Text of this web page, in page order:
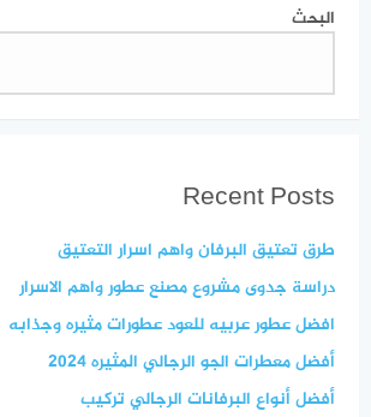
البحث
Recent Posts
طرق تعتيق البرفان واهم اسرار التعتيق
دراسة جدوى مشروع مصنع عطور واهم الاسرار
افضل عطور عربيه للعود عطورات مثيره وجذابه
أفضل معطرات الجو الرجالي المثيره 2024
أفضل أنواع البرفانات الرجالي تركيب